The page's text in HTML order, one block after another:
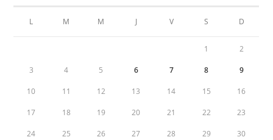
L M M J V S D
1 2
3 4 5 6 7 8 9
10 11 12 13 14 15 16
17 18 19 20 21 22 23
24 25 26 27 28 29 30